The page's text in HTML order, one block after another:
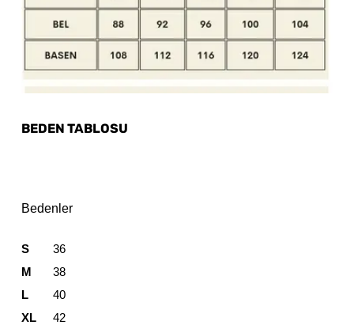
BEDEN TABLOSU
Bedenler
S
36
M
38
L
40
XL
42